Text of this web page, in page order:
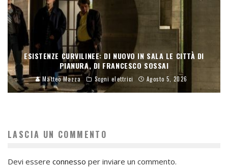
ESISTENZE CURVILINEE: DI NUOVO IN SALA LE CITTÀ DI
PIANURA, DI FRANCESCO SOSSAI
Matteo Mazza Sogni elettrici Agosto 5, 2026
LASCIA UN COMMENTO
Devi essere connesso per inviare un commento.